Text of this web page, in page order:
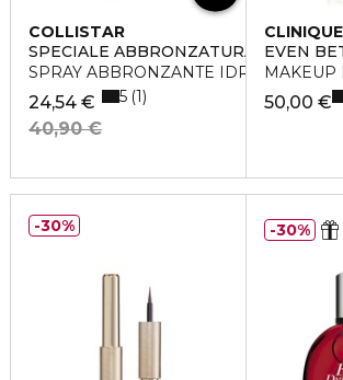
COLLISTAR
SPECIALE ABBRONZATURA
SPRAY ABBRONZANTE IDRATANTE
24,54 €
40,90 €
5 1
CLINIQUE
EVEN
MAKEUP
50,00 €
30% 30%